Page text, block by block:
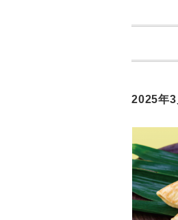
2025年3